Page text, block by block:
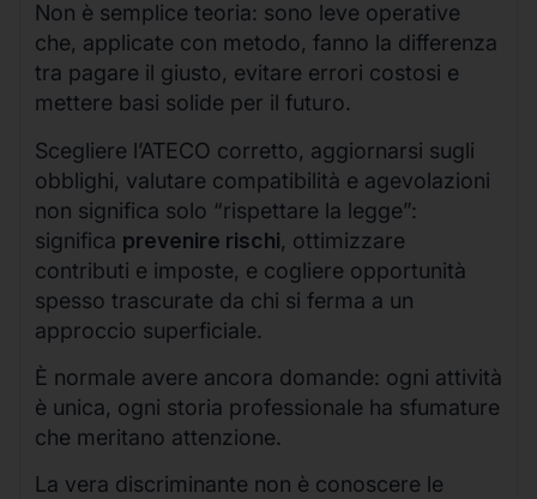
Non è semplice teoria: sono leve operative
che, applicate con metodo, fanno la differenza
tra pagare il giusto, evitare errori costosi e
mettere basi solide per il futuro.
Scegliere l’ATECO corretto, aggiornarsi sugli
obblighi, valutare compatibilità e agevolazioni
non significa solo “rispettare la legge”:
significa prevenire rischi, ottimizzare
contributi e imposte, e cogliere opportunità
spesso trascurate da chi si ferma a un
approccio superficiale.
È normale avere ancora domande: ogni attività
è unica, ogni storia professionale ha sfumature
che meritano attenzione.
La vera discriminante non è conoscere le